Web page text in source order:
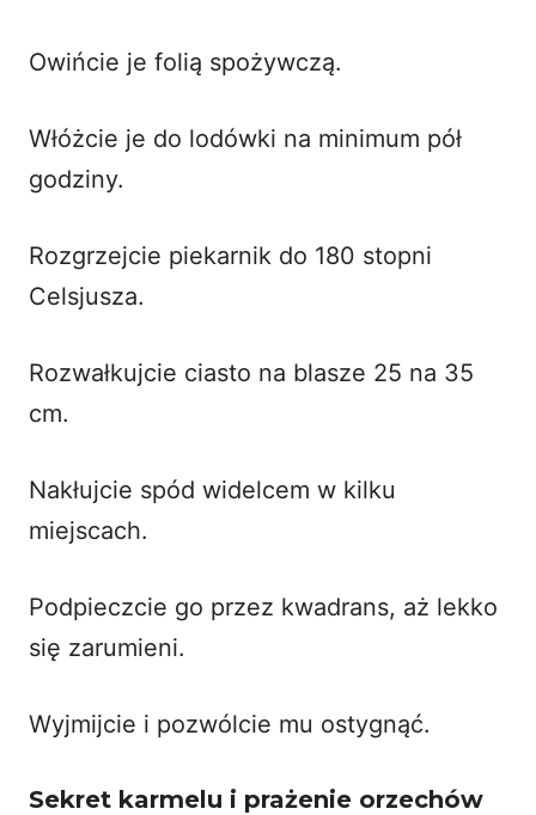
Owińcie je folią spożywczą.
Włóżcie je do lodówki na minimum pół
godziny.
Rozgrzejcie piekarnik do 180 stopni
Celsjusza.
Rozwałkujcie ciasto na blasze 25 na 35
cm.
Nakłujcie spód widelcem w kilku
miejscach.
Podpieczcie go przez kwadrans, aż lekko
się zarumieni.
Wyjmijcie i pozwólcie mu ostygnąć.
Sekret karmelu i prażenie orzechów